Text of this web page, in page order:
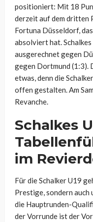
positioniert: Mit 18
derzeit auf dem dritten
Fortuna Düsseldorf,
absolviert hat.
ausgerechnet gegen
gegen Dortmund (1:3).
etwas, denn die
offen gestalten. Am
Revanche.
Schalkes
im
Für die Schalker U19
Prestige, sondern auch
die Hauptrunden-
der Vorrunde ist der